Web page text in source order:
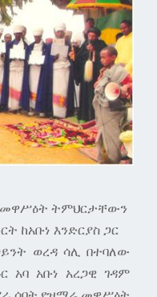
መዋሥዕት ትምህርታቸውን
ከአቡነ እንድርያስ ጋር
ወረዳ ሳሊ በተባለው
አባ አቡነ አረጋዊ ገዳም